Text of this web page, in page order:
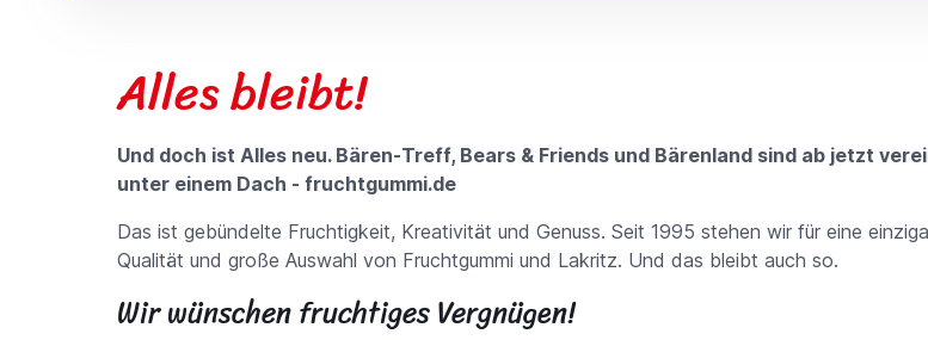
Alles bleibt!
Und doch ist Alles neu. Bären-Treff, Bears & Friends und Bärenland sind ab jetzt
unter einem Dach - fruchtgummi.de
Das ist gebündelte Fruchtigkeit, Kreativität und Genuss. Seit 1995 stehen wir für eine
Qualität und große Auswahl von Fruchtgummi und Lakritz. Und das bleibt auch so.
Wir wünschen fruchtiges Vergnügen!